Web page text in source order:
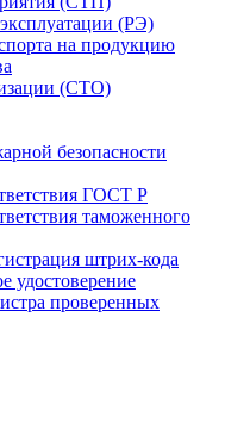
(РЭ)
на продукцию
(СТО)
безопасности
ГОСТ Р
таможенного
штрих-кода
удостоверение
проверенных